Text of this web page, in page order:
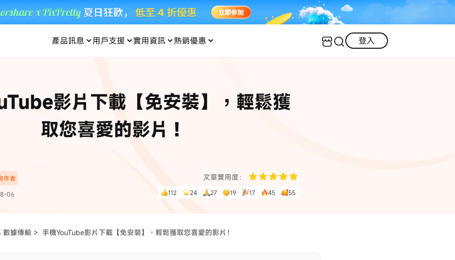
產品訊息
料救援
資料救援
新版本
UltData LINE 數據恢復
UltData WhatsApp 數據恢復
·三星手機螢幕黑屏
用戶支援 實用資訊
接硬碟 ·Pokemo GO Plus 無法配對
·大家報寶貝
·寶可夢自動抓寶
人像修圖 AI 資訊
資料救援
為您提供最實用的數位教學
熱銷優惠
暢遊全球！
！
用！
登入
影片下載【免安裝】，輕鬆獲
取您喜愛的影片！
作者
06
文章實用度：
112 24 27 19 17 45 55
數據傳輸 > 手機YouTube影片下載【免安裝】，輕鬆獲取您喜愛的影片！